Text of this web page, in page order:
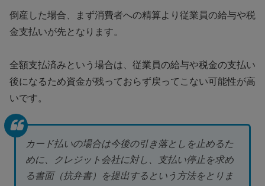
倒産した場合、まず消費者への精算より従業員の給与や税
金支払いが先となります。
全額支払済みという場合は、従業員の給与や税金の支払い
後になるため資金が残っておらず戻ってこない可能性が高
いです。
カード払いの場合は今後の引き落としを止めるた
めに、クレジット会社に対し、支払い停止を求め
る書面（抗弁書）を提出するという方法をとりま